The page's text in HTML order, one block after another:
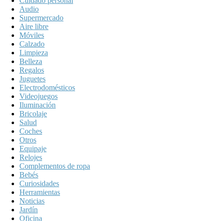
Audio
Supermercado
Aire libre
Móviles
Calzado
Limpieza
Belleza
Regalos
Juguetes
Electrodomésticos
Videojuegos
Iluminación
Bricolaje
Salud
Coches
Otros
Equipaje
Relojes
Complementos de ropa
Bebés
Curiosidades
Herramientas
Noticias
Jardín
Oficina